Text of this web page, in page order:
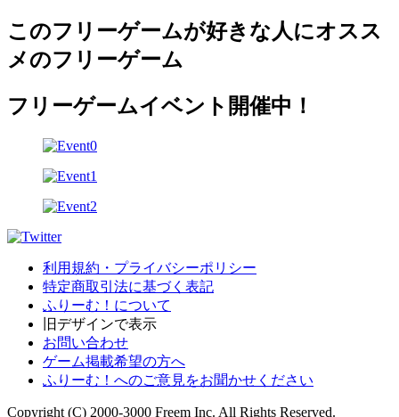
このフリーゲームが好きな人にオスス
メのフリーゲーム
フリーゲームイベント開催中！
利用規約・プライバシーポリシー
特定商取引法に基づく表記
ふりーむ！について
旧デザインで表示
お問い合わせ
ゲーム掲載希望の方へ
ふりーむ！へのご意見をお聞かせください
Copyright (C) 2000-3000 Freem Inc. All Rights Reserved.